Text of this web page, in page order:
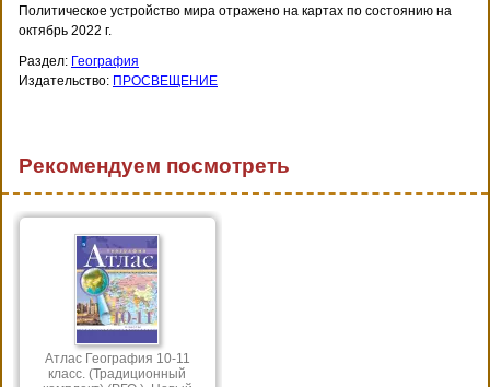
Политическое устройство мира отражено на картах по состоянию на
октябрь 2022 г.
Раздел: География
Издательство: ПРОСВЕЩЕНИЕ
Рекомендуем посмотреть
Атлас География 10-11
класс. (Традиционный